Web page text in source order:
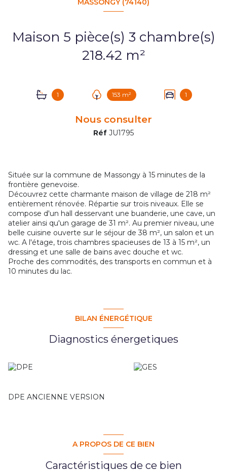
Maison 5 pièce(s) 3 chambre(s)
218.42 m²
1 153 m² 1
Nous consulter
Réf JU1795
Située sur la commune de Massongy à 15 minutes de la
frontière genevoise.
Découvrez cette charmante maison de village de 218 m²
entièrement rénovée. Répartie sur trois niveaux. Elle se
compose d'un hall desservant une buanderie, une cave, un
atelier ainsi qu'un garage de 31 m². Au premier niveau, une
belle cuisine ouverte sur le séjour de 38 m², un salon et un
wc. A l'étage, trois chambres spacieuses de 13 à 15 m², un
dressing et une salle de bains avec douche et wc.
Proche des commodités, des transports en commun et à
10 minutes du lac.
BILAN ÉNERGÉTIQUE
Diagnostics énergetiques
DPE ANCIENNE VERSION
A PROPOS DE CE BIEN
Caractéristiques de ce bien